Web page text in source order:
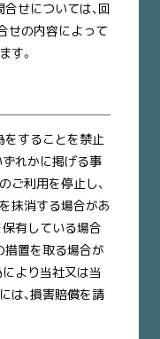
せについては、回
せの内容によって
す。
をすることを禁止
ずれかに掲げる事
ご利用を停止し、
抹消する場合があ
保有している場合
措置を取る場合が
より当社又は当
は、損害賠償を請